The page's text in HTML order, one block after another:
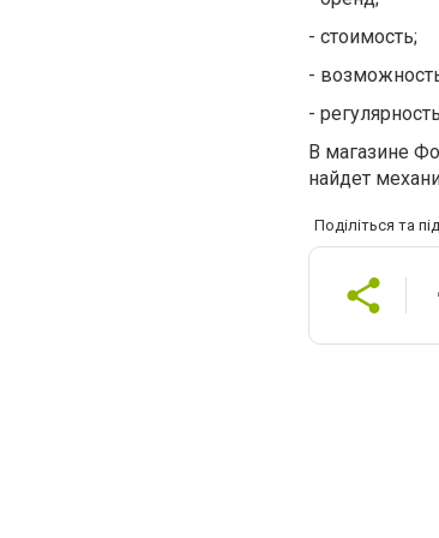
- стоимость;
-
-
В магазине
найдет
Поділіться та